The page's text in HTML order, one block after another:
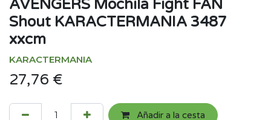
AVENGERS Mochila Fight FAN
Shout KARACTERMANIA 3487
xxcm
KARACTERMANIA
27,76 €
Añadir a la cesta